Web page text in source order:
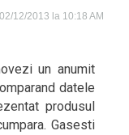
02/12/2013 la 10:18 AM
un anumit
datele
produsul
Gasesti